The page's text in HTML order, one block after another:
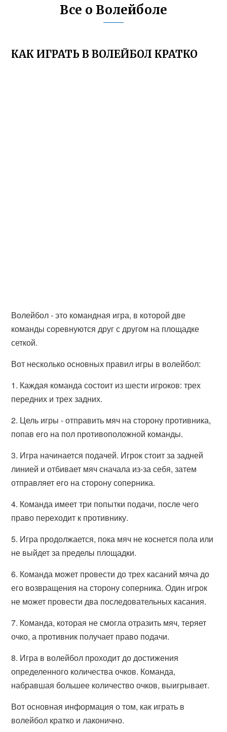
Все о Волейболе
КАК ИГРАТЬ В ВОЛЕЙБОЛ КРАТКО
Волейбол - это командная игра, в которой две
команды соревнуются друг с другом на площадке
сеткой.
Вот несколько основных правил игры в волейбол:
1. Каждая команда состоит из шести игроков: трех
передних и трех задних.
2. Цель игры - отправить мяч на сторону противника,
попав его на пол противоположной команды.
3. Игра начинается подачей. Игрок стоит за задней
линией и отбивает мяч сначала из-за себя, затем
отправляет его на сторону соперника.
4. Команда имеет три попытки подачи, после чего
право переходит к противнику.
5. Игра продолжается, пока мяч не коснется пола или
не выйдет за пределы площадки.
6. Команда может провести до трех касаний мяча до
его возвращения на сторону соперника. Один игрок
не может провести два последовательных касания.
7. Команда, которая не смогла отразить мяч, теряет
очко, а противник получает право подачи.
8. Игра в волейбол проходит до достижения
определенного количества очков. Команда,
набравшая большее количество очков, выигрывает.
Вот основная информация о том, как играть в
волейбол кратко и лаконично.